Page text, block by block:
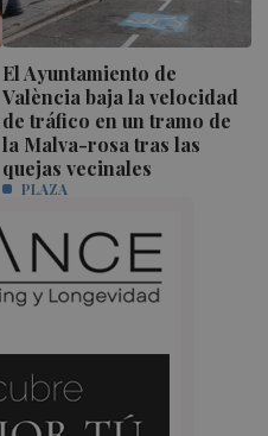
El Ayuntamiento de
València baja la velocidad
de tráfico en un tramo de
la Malva-rosa tras las
quejas vecinales
PLAZA